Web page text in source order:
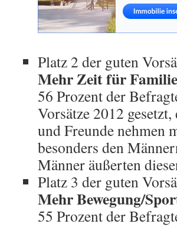
Platz 2 der guten
Mehr Zeit für
56 Prozent der
Vorsätze 2012
und Freunde nehmen
besonders den
Männer äußerten
Platz 3 der guten
Mehr Bewegung/
55 Prozent der